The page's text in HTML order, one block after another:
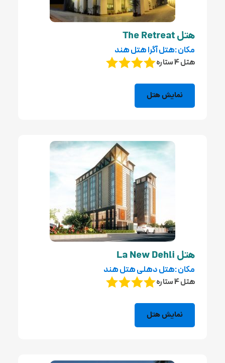
هتل The Retreat
مکان :هتل آگرا هتل هند
هتل 4 ستاره
نمایش هتل
هتل La New Dehli
مکان :هتل دهلی هتل هند
هتل 4 ستاره
نمایش هتل